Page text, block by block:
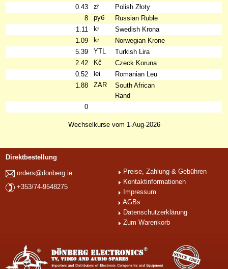
0.43
zł
Polish Złoty
8
руб
Russian Ruble
1.11
kr
Swedish Krona
1.09
kr
Norwegian Krone
5.39
YTL
Turkish Lira
2.42
Kč
Czeck Koruna
0.52
lei
Romanian Leu
1.88
ZAR
South African
Rand
0
Wechselkurse vom 1-Aug-2026
Direktbestellung
orders@donberg.ie
+353/74-9548275
Preise, Zahlung & Gebühren
Kontaktinformationen
Impressum
AGBs
Datenschutzerklärung
Zum Warenkorb